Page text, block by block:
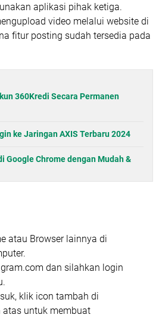
aplikasi pihak ketiga.
video melalui website di
fitur posting sudah tersedia pada
360Kredi Secara Permanen
ke Jaringan AXIS Terbaru 2024
Google Chrome dengan Mudah &
atau Browser lainnya di
dan silahkan login
klik icon tambah di
untuk membuat